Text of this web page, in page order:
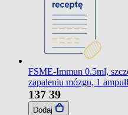
FSME-Immun 0.5ml,
zapaleniu mózgu, 1
137 39
Dodaj